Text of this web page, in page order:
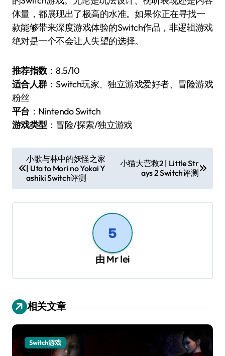
体量，都展现出了极高的水准。如果你正在寻找一
款能够带来深度游戏体验的Switch作品，非逻辑游戏
绝对是一个不会让人失望的选择。
推荐指数：8.5/10
适合人群：Switch玩家、独立游戏爱好者、冒险游戏
粉丝
平台 ：Nintendo Switch
游戏类型 ：冒险/探索/独立游戏
章
导
航
小歌与林中的妖怪之家
| Uta to Mori no Yokai Y
ashiki Switch评测
小猫大营救2 | Little Str
ays 2 Switch评测
由 Mr lei
相关文章
Switch游戏